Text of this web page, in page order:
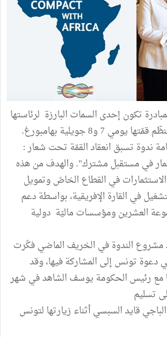
تكون إحدى السمات البارزة لرئاستها
لمجموعة العشرين التي ستنظّم قمّتها يومي 7 و8 جويلية بهامبورغ.
ندوة تسبق انعقاد القمّة تحت شعار :
في مستقبل مشترك". والهدف من هذه
في القطاع الخاصّ وتمويل
في القارة الإفريقية، بواسطة دعم
العشرين ومؤسسات ماليّة دولية
مشروع الندوة في الخريف الماضي فكّرت
دعوة تونس إلى المشاركة فيها، وقد
مع رئيس الحكومة يوسف الشاهد في شهر
تسليم
قايد السبسي أثناء زيارتها لتونس